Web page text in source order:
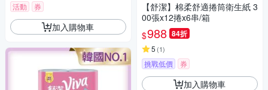
活動 券
加入購物車
【舒潔】棉柔舒適捲筒衛生紙 3
00張x12捲x6串/箱
$988 84折
5 (1)
挑戰低價 券
加入購物車